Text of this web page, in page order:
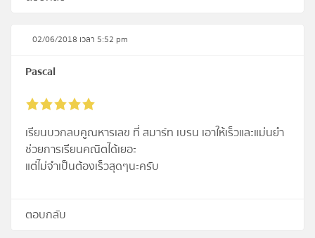
02/06/2018 เวลา 5:52 pm
Pascal
เรียนบวกลบคูณหารเลข ที่ สมาร์ท เบรน เอาให้เร็วและแม่นยำ
ช่วยการเรียนคณิตได้เยอะ
แต่ไม่จำเป็นต้องเร็วสุดๆนะครับ
ตอบกลับ